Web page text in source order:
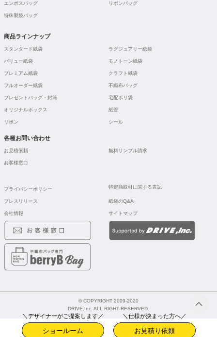
＼デザイナーがご提案します／
ショールーム
＼仕様が決まった方へ／
お見積り依頼
エンボスバッグ リボンバッグ
特殊製袋バッグ
商品ラインナップ
スタンダード紙袋 ラグジュアリー紙袋
バリュー紙袋 モノトーン紙袋
プレミアム紙袋 クラフト紙袋
フルオーダー紙袋 不織布バッグ
プレゼントバッグ・封筒 宅配ポリ袋
オリジナルボックス 紙管
リボン シール
各種お問い合わせ
お見積依頼 無料サンプル請求
お客様窓口
プライバシーポリシー 特定商取引に関する表記
プレスリリース 紙袋のQ&A
会社情報 サイトマップ
© COPYRIGHT 2009-2020
DRIVE,Inc. ALL RIGHT RESERVED.